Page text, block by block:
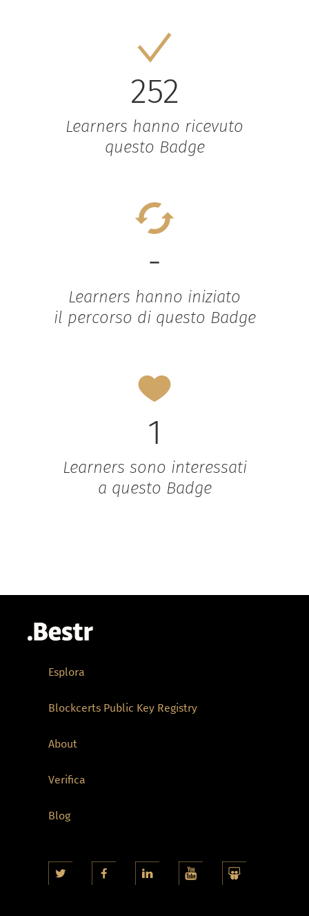
252
Learners hanno ricevuto
questo Badge
-
Learners hanno iniziato
il percorso di questo Badge
1
Learners sono interessati
a questo Badge
Esplora
Blockcerts Public Key Registry
About
Verifica
Blog